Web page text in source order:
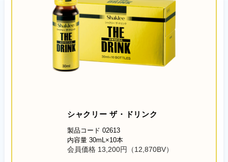
シャクリー ザ・ドリンク
製品コード 02613
内容量 30mL×10本
会員価格 13,200円（12,870BV）